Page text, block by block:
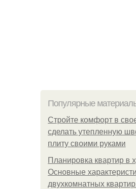
Популярные
Стройте комфорт в
сделать утепленную
плиту своими руками
Планировка квартир в
Основные
двухкомнатных